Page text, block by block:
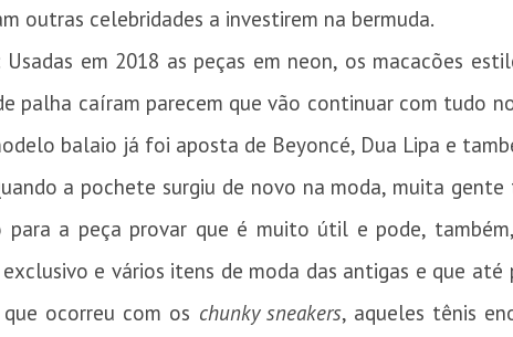
outras celebridades a investirem na bermuda.
em 2018 as peças em neon, os macacões
palha caíram parecem que vão continuar com tudo
balaio já foi aposta de Beyoncé, Dua Lipa e
a pochete surgiu de novo na moda, muita
para a peça provar que é muito útil e pode,
exclusivo e vários itens de moda das antigas e que até
ocorreu com os chunky sneakers, aqueles tênis